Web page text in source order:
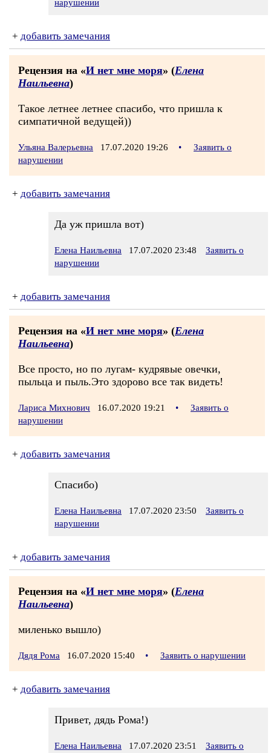
нарушении
+ добавить замечания
Рецензия на «И нет мне моря» (Елена
Наильевна)
Такое летнее летнее спасибо, что пришла к
симпатичной ведущей))
Ульяна Валерьевна 17.07.2020 19:26 •
Заявить о
нарушении
+ добавить замечания
Да уж пришла вот)
Елена Наильевна 17.07.2020 23:48
Заявить о
нарушении
+ добавить замечания
Рецензия на «И нет мне моря» (Елена
Наильевна)
Все просто, но по лугам- кудрявые овечки,
пыльца и пыль.Это здорово все так видеть!
Лариса Михнович 16.07.2020 19:21 •
Заявить о
нарушении
+ добавить замечания
Спасибо)
Елена Наильевна 17.07.2020 23:50
Заявить о
нарушении
+ добавить замечания
Рецензия на «И нет мне моря» (Елена
Наильевна)
миленько вышло)
Дядя Рома 16.07.2020 15:40 • Заявить о нарушении
+ добавить замечания
Привет, дядь Рома!)
Елена Наильевна 17.07.2020 23:51
Заявить о